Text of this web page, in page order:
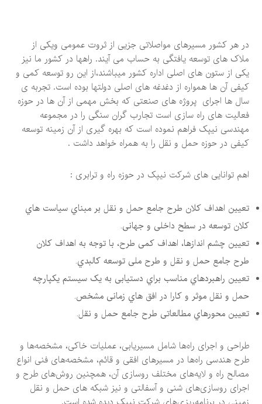
در هر کشور مسیرهای مواصلاتی جزیی از ثروت عمومی ویکی از
ملاک های توسعه یافتگی به حساب می آیند. راهها در کشور ما نیز
یکی از ستون های اصلی اداره کشور میباشند،از این رو توسعه کمی و
کیفی آن ها همواره از دغدغه های اصلی دولتها بوده است. تجربه ی
سال ها اجرای پروژه های صنعتی که بخش مهمی از آن ها در حوزه
فعالیت های راه سازی است تجارب گران سنگی را در مجموعه
مهندسی نیپک فراهم نموده است که بهره گیری از آن زمینه توسعه
کیفی در حوزه حمل و نقل را به همراه خواهد داشت .
اهم توانایی های شرکت نیپک در حوزه راه و ترابری :
تعیین اهداف کلان طرح جامع حمل و نقل بر مبناي سیاست هاي
کلان توسعه در سطح داخلی و جهانی.
تعیین چشم اندازها، اهداف کمی طرح، با توجه به اهداف کلان
طرح جامع حمل و نقل و طرح ملی توسعه کالبدي.
تعیین راهبردهاي مناسب براي دستیابی به یک سیستم یکپارچه
حمل و نقل موثر و کارا در افق هاي زمانی مشخص.
تعیین محورهاي مطالعاتی طرح جامع حمل و نقل.
طراحی و اجرای راه‌ها شامل مسیریابی، عملیات خاکی، مشخصه‌ها و
طرح هندسی راه‌ها در مسیرهای افقی و قائم، مشخصه‌های فنی انواع
مصالح راه و لایه‌های مختلف روسازی آن، همچنین روش‌های طرح و
اجرای روسازی‌های شنی و آسفالتی و نیز شبکه های حمل و نقل